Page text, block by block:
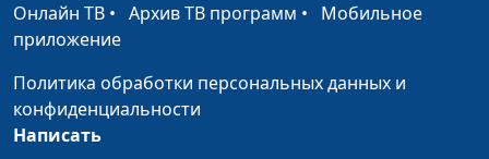
Признаки
семьи
психолог
Не судить других
Онлайн ТВ • Архив ТВ программ • Мобильное
приложение
Политика обработки персональных данных и
конфиденциальности
Написать